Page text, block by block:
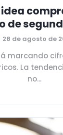
idea
de
28 de agosto de
marcando
La
no...